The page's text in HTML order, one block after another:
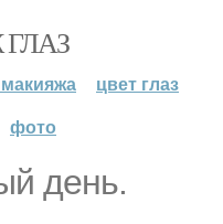
цвет глаз
фото
день.